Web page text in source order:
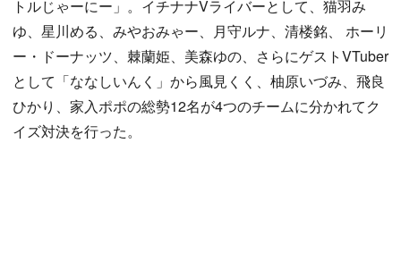
トルじゃーにー」。イチナナVライバーとして、猫羽み
ゆ、星川める、みやおみゃー、月守ルナ、清楼銘、 ホーリ
ー・ドーナッツ、棘蘭姫、美森ゆの、さらにゲストVTuber
として「ななしいんく」から風見くく、柚原いづみ、飛良
ひかり、家入ポポの総勢12名が4つのチームに分かれてク
イズ対決を行った。